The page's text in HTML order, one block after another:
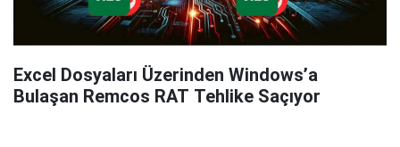
Excel Dosyaları Üzerinden Windows’a
Bulaşan Remcos RAT Tehlike Saçıyor